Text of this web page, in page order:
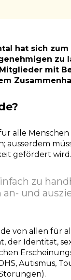
hat sich
zu
mit
alle
ausserdem
gefördert wird.
zu
und
von allen für
der Identität,
Autismus,